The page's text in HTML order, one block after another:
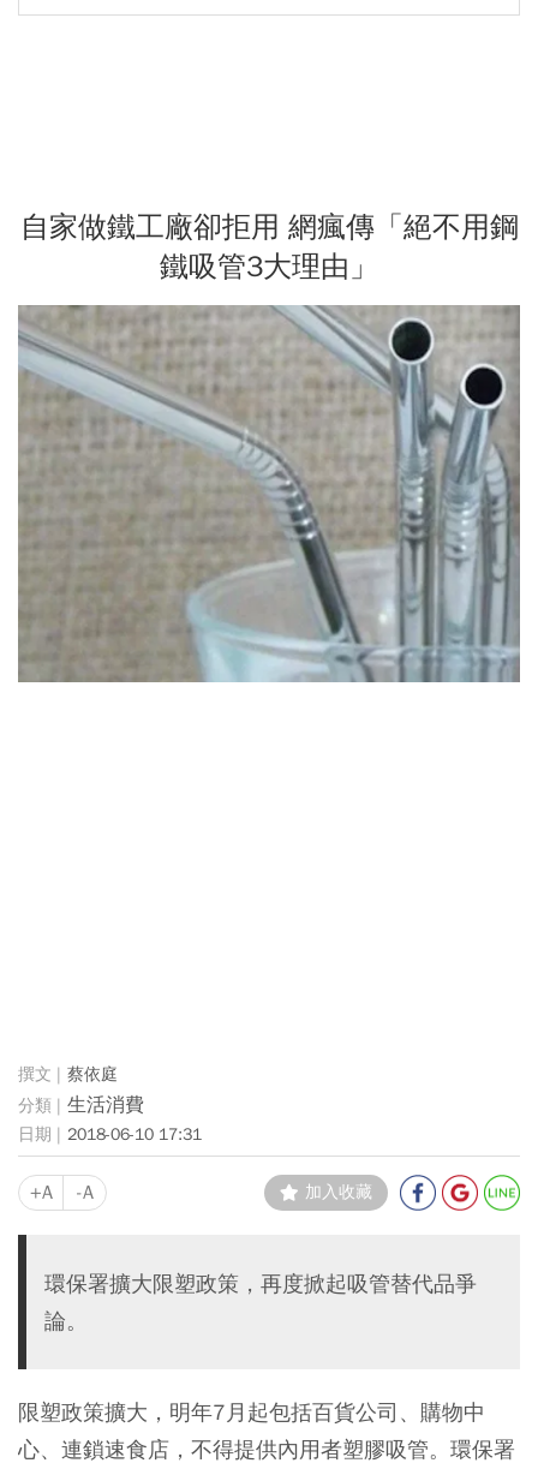
自家做鐵工廠卻拒用 網瘋傳「絕不用鋼
鐵吸管3大理由」
蔡依庭
生活消費
2018-06-10 17:31
+A -A 加入收藏
環保署擴大限塑政策，再度掀起吸管替代品爭
論。
限塑政策擴大，明年7月起包括百貨公司、購物中
心、連鎖速食店，不得提供內用者塑膠吸管。環保署